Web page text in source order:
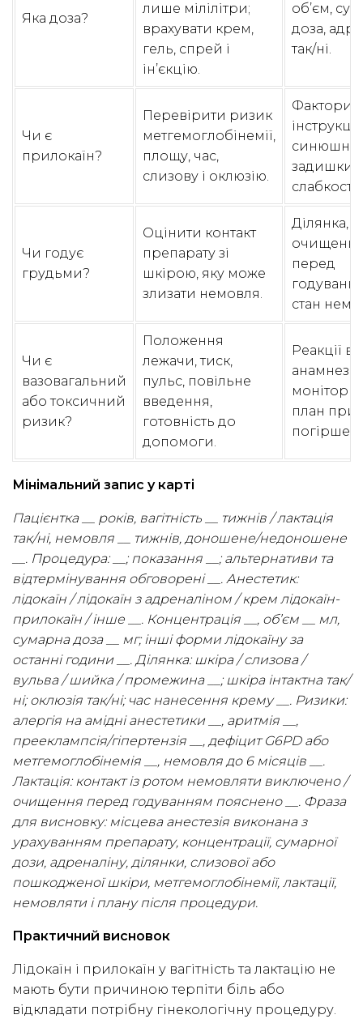
Яка доза?
лише мілілітри;
врахувати крем,
гель, спрей і
ін’єкцію.
об’єм,
доза,
так/ні.
Чи є
прилокаїн?
Перевірити ризик
метгемоглобінемії,
площу, час,
слизову і оклюзію.
Фактори
задишки,
слабкості.
Чи годує
грудьми?
Оцінити контакт
препарату зі
шкірою, яку може
злизати немовля.
Ділянка,
перед
стан
Чи є
вазовагальний
або токсичний
ризик?
Положення
лежачи, тиск,
пульс, повільне
введення,
готовність до
допомоги.
Реакції в
анамнезі,
план при
Мінімальний запис у карті
Пацієнтка __ років, вагітність __ тижнів / лактація
так/ні, немовля __ тижнів, доношене/недоношене
__. Процедура: __; показання __; альтернативи та
відтермінування обговорені __. Анестетик:
лідокаїн / лідокаїн з адреналіном / крем лідокаїн-
прилокаїн / інше __. Концентрація __, об’єм __ мл,
сумарна доза __ мг; інші форми лідокаїну за
останні години __. Ділянка: шкіра / слизова /
вульва / шийка / промежина __; шкіра інтактна так/
ні; оклюзія так/ні; час нанесення крему __. Ризики:
алергія на амідні анестетики __, аритмія __,
прееклампсія/гіпертензія __, дефіцит G6PD або
метгемоглобінемія __, немовля до 6 місяців __.
Лактація: контакт із ротом немовляти виключено /
очищення перед годуванням пояснено __. Фраза
для висновку: місцева анестезія виконана з
урахуванням препарату, концентрації, сумарної
дози, адреналіну, ділянки, слизової або
пошкодженої шкіри, метгемоглобінемії, лактації,
немовляти і плану після процедури.
Практичний висновок
Лідокаїн і прилокаїн у вагітність та лактацію не
мають бути причиною терпіти біль або
відкладати потрібну гінекологічну процедуру.